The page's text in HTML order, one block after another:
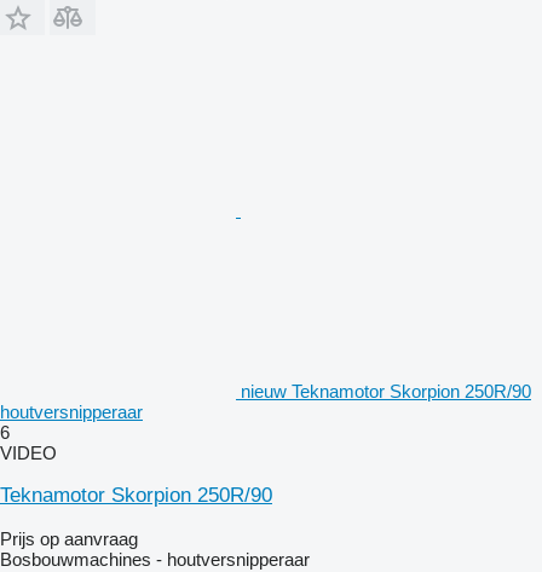
nieuw Teknamotor Skorpion 250R/90
houtversnipperaar
6
VIDEO
Teknamotor Skorpion 250R/90
Prijs op aanvraag
Bosbouwmachines - houtversnipperaar